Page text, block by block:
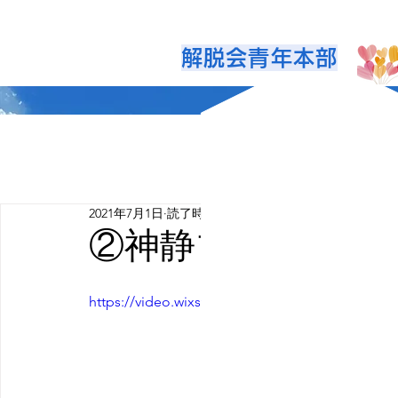
解脱会青年本部
②神静ブロックか
2021年7月1日 読了時間: 0分
https://video.wixstatic.com/video/